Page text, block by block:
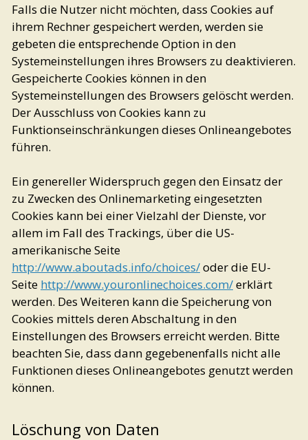
Falls die Nutzer nicht möchten, dass Cookies auf
ihrem Rechner gespeichert werden, werden sie
gebeten die entsprechende Option in den
Systemeinstellungen ihres Browsers zu deaktivieren.
Gespeicherte Cookies können in den
Systemeinstellungen des Browsers gelöscht werden.
Der Ausschluss von Cookies kann zu
Funktionseinschränkungen dieses Onlineangebotes
führen.
Ein genereller Widerspruch gegen den Einsatz der
zu Zwecken des Onlinemarketing eingesetzten
Cookies kann bei einer Vielzahl der Dienste, vor
allem im Fall des Trackings, über die US-
amerikanische Seite
http://www.aboutads.info/choices/oder die EU-
Seite http://www.youronlinechoices.com/erklärt
werden. Des Weiteren kann die Speicherung von
Cookies mittels deren Abschaltung in den
Einstellungen des Browsers erreicht werden. Bitte
beachten Sie, dass dann gegebenenfalls nicht alle
Funktionen dieses Onlineangebotes genutzt werden
können.
Löschung von Daten